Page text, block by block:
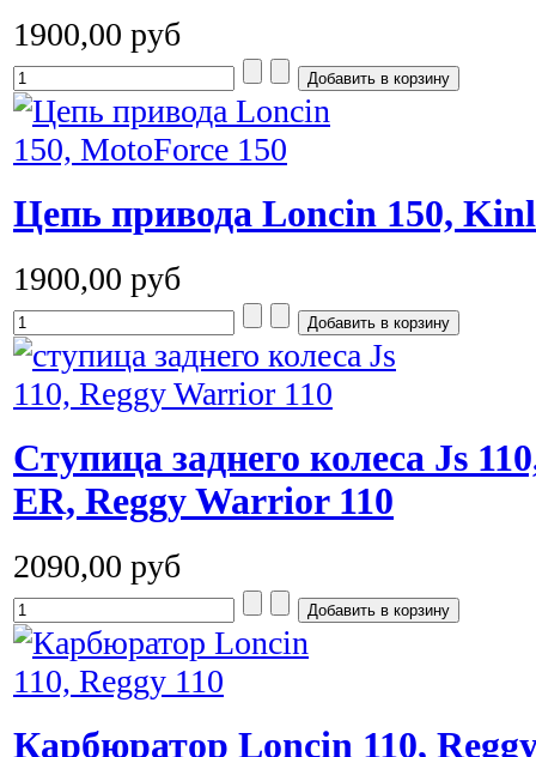
1900,00 руб
Цепь привода Loncin 150,
1900,00 руб
Cтупица заднего колеса Js
ER, Reggy Warrior 110
2090,00 руб
Карбюратор Loncin 110,